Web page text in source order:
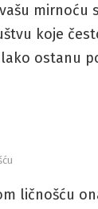
mirnoću
koje
ostanu
ličnošću